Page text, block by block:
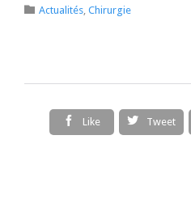
 Category
Actualités Chirurgie
 Like  Tweet